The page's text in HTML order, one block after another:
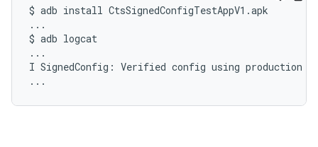
$ adb install CtsSignedConfigTestAppV1.apk
...
$ adb logcat
...
I SignedConfig: Verified config using production